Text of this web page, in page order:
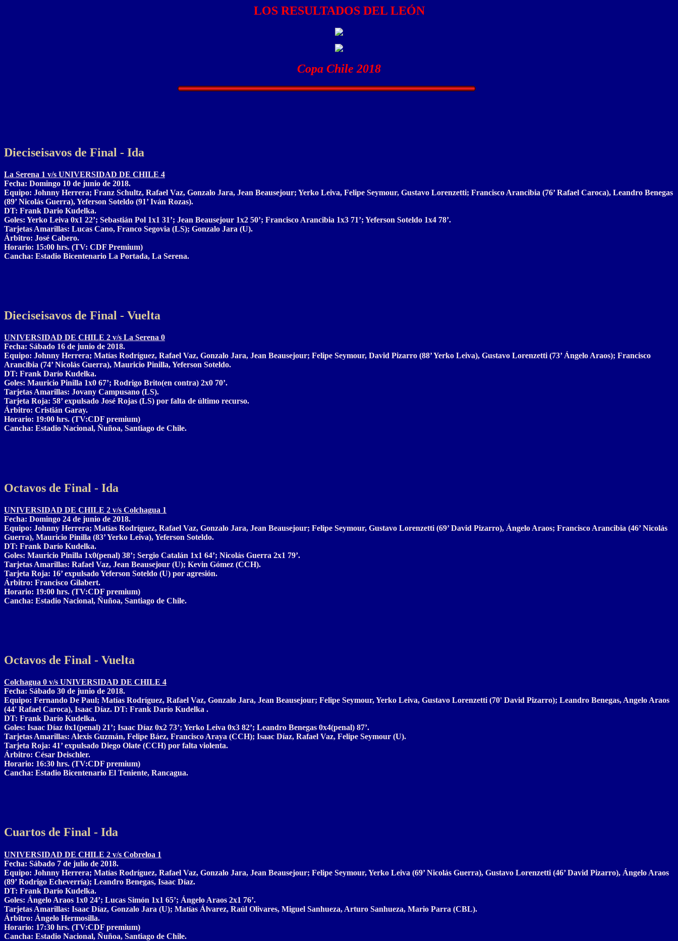
LOS RESULTADOS DEL LEÓN
Copa Chile 2018
Dieciseisavos de Final - Ida
La Serena 1 v/s UNIVERSIDAD DE CHILE 4
Fecha: Domingo 10 de junio de 2018.
Equipo: Johnny Herrera; Franz Schultz, Rafael Vaz, Gonzalo Jara, Jean Beausejour; Yerko Leiva, Felipe Seymour, Gustavo Lorenzetti; Francisco Arancibia (76’ Rafael Caroca), Leandro Benegas
(89’ Nicolás Guerra), Yeferson Soteldo (91’ Iván Rozas).
DT: Frank Dario Kudelka.
Goles: Yerko Leiva 0x1 22’; Sebastián Pol 1x1 31’; Jean Beausejour 1x2 50’; Francisco Arancibia 1x3 71’; Yeferson Soteldo 1x4 78’.
Tarjetas Amarillas: Lucas Cano, Franco Segovia (LS); Gonzalo Jara (U).
Árbitro: José Cabero.
Horario: 15:00 hrs. (TV: CDF Premium)
Cancha: Estadio Bicentenario La Portada, La Serena.
Dieciseisavos de Final - Vuelta
UNIVERSIDAD DE CHILE 2 v/s La Serena 0
Fecha: Sábado 16 de junio de 2018.
Equipo: Johnny Herrera; Matías Rodríguez, Rafael Vaz, Gonzalo Jara, Jean Beausejour; Felipe Seymour, David Pizarro (88’ Yerko Leiva), Gustavo Lorenzetti (73’ Ángelo Araos); Francisco
Arancibia (74’ Nicolás Guerra), Mauricio Pinilla, Yeferson Soteldo.
DT: Frank Darío Kudelka.
Goles: Mauricio Pinilla 1x0 67’; Rodrigo Brito(en contra) 2x0 70’.
Tarjetas Amarillas: Jovany Campusano (LS).
Tarjeta Roja: 58’ expulsado José Rojas (LS) por falta de último recurso.
Árbitro: Cristián Garay.
Horario: 19:00 hrs. (TV:CDF premium)
Cancha: Estadio Nacional, Ñuñoa, Santiago de Chile.
Octavos de Final - Ida
UNIVERSIDAD DE CHILE 2 v/s Colchagua 1
Fecha: Domingo 24 de junio de 2018.
Equipo: Johnny Herrera; Matías Rodríguez, Rafael Vaz, Gonzalo Jara, Jean Beausejour; Felipe Seymour, Gustavo Lorenzetti (69’ David Pizarro), Ángelo Araos; Francisco Arancibia (46’ Nicolás
Guerra), Mauricio Pinilla (83’ Yerko Leiva), Yeferson Soteldo.
DT: Frank Darío Kudelka.
Goles: Mauricio Pinilla 1x0(penal) 38’; Sergio Catalán 1x1 64’; Nicolás Guerra 2x1 79’.
Tarjetas Amarillas: Rafael Vaz, Jean Beausejour (U); Kevin Gómez (CCH).
Tarjeta Roja: 16’ expulsado Yeferson Soteldo (U) por agresión.
Árbitro: Francisco Gilabert.
Horario: 19:00 hrs. (TV:CDF premium)
Cancha: Estadio Nacional, Ñuñoa, Santiago de Chile.
Octavos de Final - Vuelta
Colchagua 0 v/s UNIVERSIDAD DE CHILE 4
Fecha: Sábado 30 de junio de 2018.
Equipo: Fernando De Paul; Matías Rodríguez, Rafael Vaz, Gonzalo Jara, Jean Beausejour; Felipe Seymour, Yerko Leiva, Gustavo Lorenzetti (70' David Pizarro); Leandro Benegas, Angelo Araos
(44' Rafael Caroca), Isaac Díaz. DT: Frank Darío Kudelka .
DT: Frank Darío Kudelka.
Goles: Isaac Díaz 0x1(penal) 21’; Isaac Díaz 0x2 73’; Yerko Leiva 0x3 82’; Leandro Benegas 0x4(penal) 87’.
Tarjetas Amarillas: Alexis Guzmán, Felipe Báez, Francisco Araya (CCH); Isaac Díaz, Rafael Vaz, Felipe Seymour (U).
Tarjeta Roja: 41’ expulsado Diego Olate (CCH) por falta violenta.
Árbitro: César Deischler.
Horario: 16:30 hrs. (TV:CDF premium)
Cancha: Estadio Bicentenario El Teniente, Rancagua.
Cuartos de Final - Ida
UNIVERSIDAD DE CHILE 2 v/s Cobreloa 1
Fecha: Sábado 7 de julio de 2018.
Equipo: Johnny Herrera; Matías Rodríguez, Rafael Vaz, Gonzalo Jara, Jean Beausejour; Felipe Seymour, Yerko Leiva (69’ Nicolás Guerra), Gustavo Lorenzetti (46’ David Pizarro), Ángelo Araos
(89’ Rodrigo Echeverría); Leandro Benegas, Isaac Díaz.
DT: Frank Darío Kudelka.
Goles: Ángelo Araos 1x0 24’; Lucas Simón 1x1 65’; Ángelo Araos 2x1 76’.
Tarjetas Amarillas: Isaac Díaz, Gonzalo Jara (U); Matías Álvarez, Raúl Olivares, Miguel Sanhueza, Arturo Sanhueza, Mario Parra (CBL).
Árbitro: Ángelo Hermosilla.
Horario: 17:30 hrs. (TV:CDF premium)
Cancha: Estadio Nacional, Ñuñoa, Santiago de Chile.